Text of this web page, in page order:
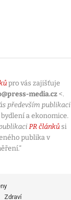
pro vás zajišťuje
media.cz <.
především publikaci
bydlení a ekonomice.
PR článků si
publika v
Zdraví